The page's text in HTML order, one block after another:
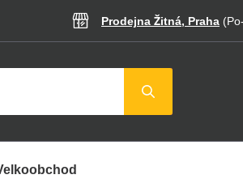
Prodejna Žitná, Praha